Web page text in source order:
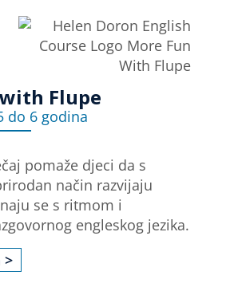
Flupe
do 6 godina
pomaže djeci da s
način razvijaju
se s ritmom i
engleskog jezika.
>